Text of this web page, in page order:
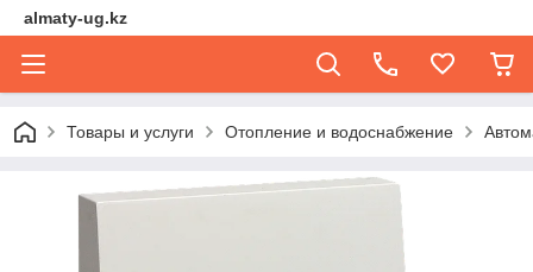
almaty-ug.kz
Товары и услуги Отопление и водоснабжение